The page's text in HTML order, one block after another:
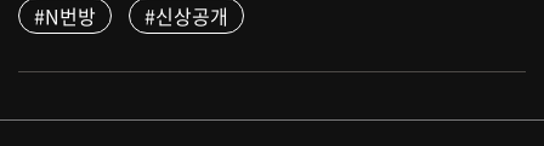
#N번방 #신상공개